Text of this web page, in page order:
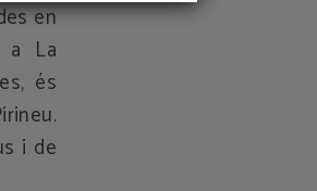
en
a La
és
i de